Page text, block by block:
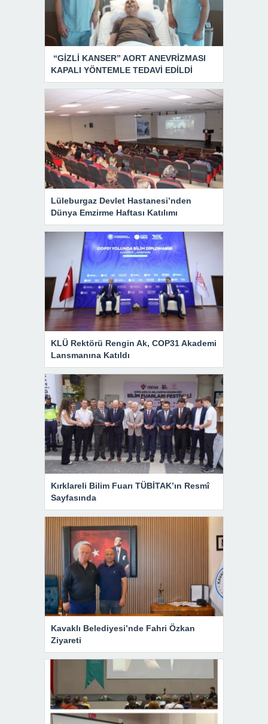
“GİZLİ KANSER” AORT ANEVRİZMASI
KAPALI YÖNTEMLE TEDAVİ EDİLDİ
Lüleburgaz Devlet Hastanesi’nden
Dünya Emzirme Haftası Katılımı
KLÜ Rektörü Rengin Ak, COP31 Akademi
Lansmanına Katıldı
Kırklareli Bilim Fuarı TÜBİTAK’ın Resmî
Sayfasında
Kavaklı Belediyesi’nde Fahri Özkan
Ziyareti